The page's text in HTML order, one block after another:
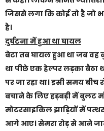
जिससे लगा कि कोई तो है जो
है।
दुर्घटना में हुआ था घायल
बेटा तब घायल हुआ था जब वह
था पीछे एक हेल्पर लड़का बैठा
पर जा रहा था। इसी समय बीच
बचाने के लिए हड़बड़ी मेंबुलट
मोटरसाइकिल झाड़ियों में
आगे आए। सेमरा रोड़ से आने